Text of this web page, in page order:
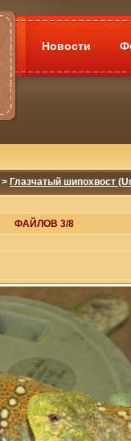
Новости
> Глазчатый шипохвост
ФАЙЛОВ 3/8